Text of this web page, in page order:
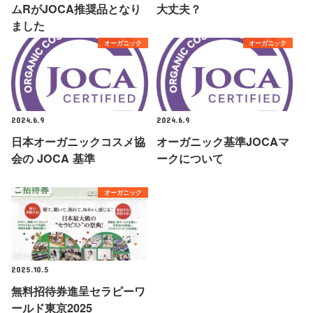
ムRがJOCA推奨品となり
ました
大丈夫？
オーガニック
2024.6.9
日本オーガニックコスメ協
会の JOCA 基準
オーガニック
2024.6.9
オーガニック基準JOCAマ
ークについて
オーガニック
2025.10.5
無料招待券進呈セラピーワ
ールド東京2025